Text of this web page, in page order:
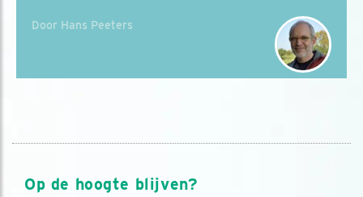
Door Hans Peeters
Op de hoogte blijven?